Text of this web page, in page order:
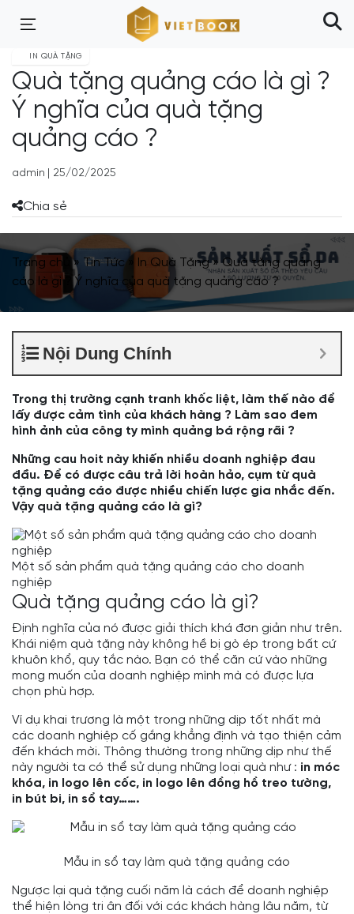
IN QUÀ TẶNG
Quà tặng quảng cáo là gì ?
Ý nghĩa của quà tặng
quảng cáo ?
admin 25/02/2025
Chia sẻ
Trang chủ » Tin Tức» In Quà Tặng»Quà tặng quảng
cáo là gì ? Ý nghĩa của quà tặng quảng cáo ?
Nội Dung Chính
Trong thị trường cạnh tranh khốc liệt, làm thế nào để
lấy được cảm tình của khách hàng ? Làm sao đem
hình ảnh của công ty mình quảng bá rộng rãi ?
Những cau hoit này khiến nhiều doanh nghiệp đau
đầu. Để có được câu trả lời hoàn hảo, cụm từ quà
tặng quảng cáo được nhiều chiến lược gia nhắc đến.
Vậy quà tặng quảng cáo là gì?
Một số sản phẩm quà tặng quảng cáo cho doanh
nghiệp
Quà tặng quảng cáo là gì?
Định nghĩa của nó được giải thích khá đơn giản như trên.
Khái niệm quà tặng này không hề bị gò ép trong bất cứ
khuôn khổ, quy tắc nào. Bạn có thể căn cứ vào những
mong muốn của doanh nghiệp mình mà có được lựa
chọn phù hợp.
Ví dụ khai trương là một trong những dịp tốt nhất mà
các doanh nghiệp cố gắng khẳng định và tạo thiện cảm
đến khách mời. Thông thường trong những dịp như thế
này người ta có thể sử dụng những loại quà như : in móc
khóa, in logo lên cốc, in logo lên đồng hồ treo tường,
in bút bi, in sổ tay…….
Mẫu in sổ tay làm quà tặng quảng cáo
Ngược lại quà tặng cuối năm là cách để doanh nghiệp
thể hiện lòng tri ân đối với các khách hàng lâu năm, từ